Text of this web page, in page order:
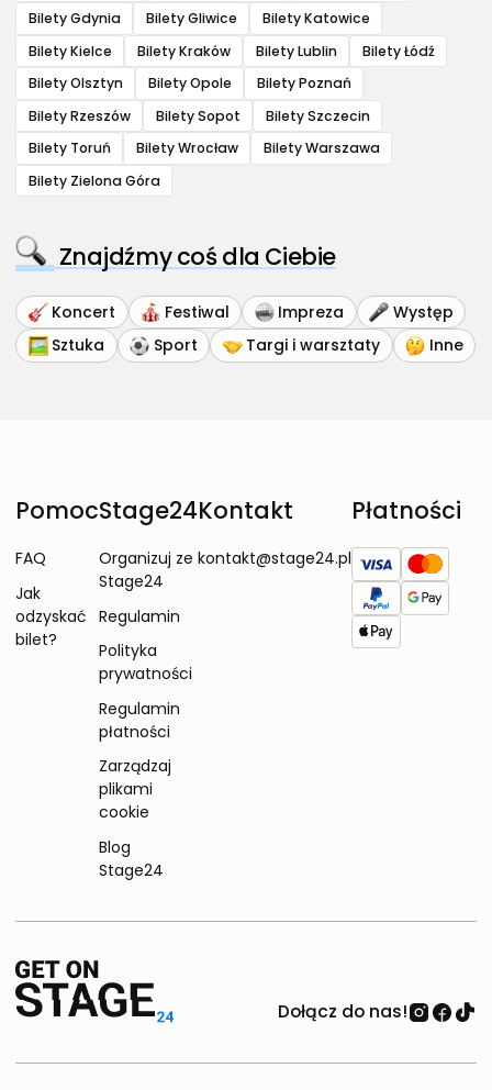
Bilety Gdynia
Bilety Gliwice
Bilety Katowice
Bilety Kielce
Bilety Kraków Bilety Lublin
Bilety Łódź
Bilety Olsztyn
Bilety Opole
Bilety Poznań
Bilety Rzeszów
Bilety Sopot
Bilety Szczecin
Bilety Toruń
Bilety Wrocław
Bilety Warszawa
Bilety Zielona Góra
Znajdźmy coś dla Ciebie
Koncert Festiwal Impreza
Występ
Sztuka
Sport Targi i warsztaty Inne
Pomoc
FAQ
Jak
odzyskać
bilet?
Stage24
Organizuj ze
Stage24
Regulamin
Polityka
prywatności
Regulamin
płatności
Zarządzaj
plikami
cookie
Blog
Stage24
Kontakt
kontakt@stage24.pl
Płatności
Dołącz do nas!